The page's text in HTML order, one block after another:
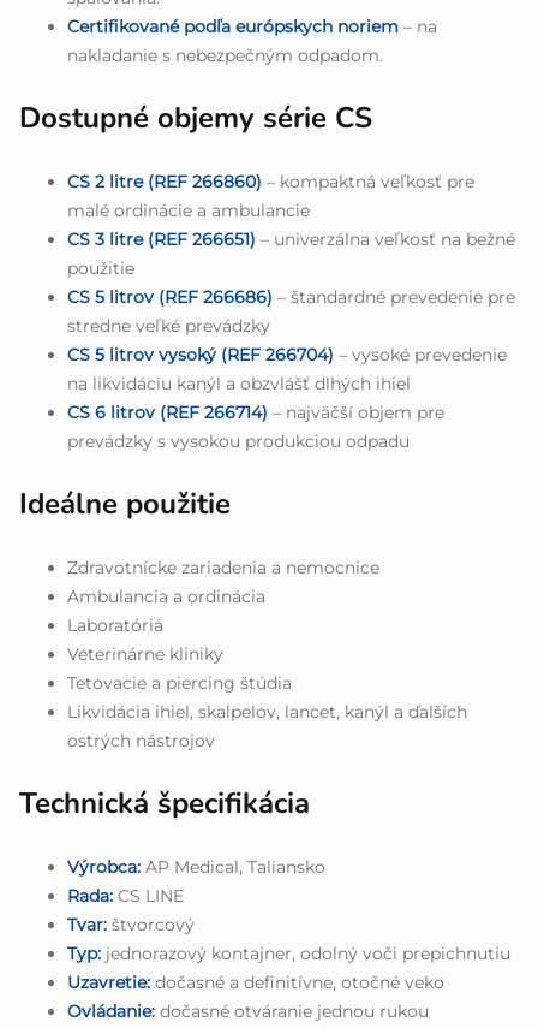
Certifikované podľa európskych noriem – na
nakladanie s nebezpečným odpadom.
Dostupné objemy série CS
CS 2 litre (REF 266860) – kompaktná veľkosť pre
malé ordinácie a ambulancie
CS 3 litre (REF 266651) – univerzálna veľkosť na bežné
použitie
CS 5 litrov (REF 266686) – štandardné prevedenie pre
stredne veľké prevádzky
CS 5 litrov vysoký (REF 266704) – vysoké prevedenie
na likvidáciu kanýl a obzvlášť dlhých ihiel
CS 6 litrov (REF 266714) – najväčší objem pre
prevádzky s vysokou produkciou odpadu
Ideálne použitie
Zdravotnícke zariadenia a nemocnice
Ambulancia a ordinácia
Laboratóriá
Veterinárne kliniky
Tetovacie a piercing štúdia
Likvidácia ihiel, skalpelov, lancet, kanýl a ďalších
ostrých nástrojov
Technická špecifikácia
Výrobca: AP Medical, Taliansko
Rada: CS LINE
Tvar: štvorcový
Typ: jednorazový kontajner, odolný voči prepichnutiu
Uzavretie: dočasné a definitívne, otočné veko
Ovládanie: dočasné otváranie jednou rukou